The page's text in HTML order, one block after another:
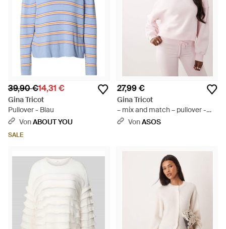
39,90 €14,31 €
Gina Tricot
Pullover - Blau
VonABOUT YOU
SALE
27,99 €
Gina Tricot
– mix and match – pullover -
PinkVonASOS